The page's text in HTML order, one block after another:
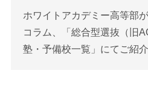
ホワイトアカデミー高等部
コラム、「総合型選抜（旧
塾・予備校一覧」にてご紹